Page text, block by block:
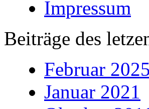
Impressum
Beiträge des
Februar 2025
Januar 2021